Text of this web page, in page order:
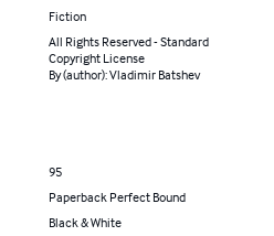
Fiction
All Rights Reserved - Standard
Copyright License
By (author): Vladimir Batshev
95
Paperback Perfect Bound
Black & White